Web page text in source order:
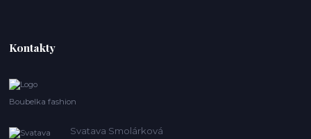
Kontakty
Boubelka fashion
Svatava Smolárková